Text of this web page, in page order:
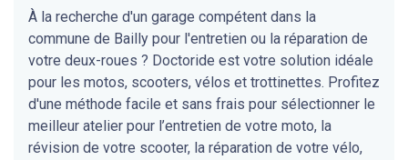
À la recherche d'un garage compétent dans la
commune de Bailly pour l'entretien ou la réparation de
votre deux-roues ? Doctoride est votre solution idéale
pour les motos, scooters, vélos et trottinettes. Profitez
d'une méthode facile et sans frais pour sélectionner le
meilleur atelier pour l’entretien de votre moto, la
révision de votre scooter, la réparation de votre vélo,